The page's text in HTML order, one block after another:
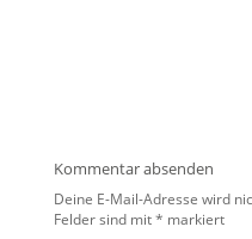
Kommentar absenden
Deine E-Mail-Adresse wird
Felder sind mit* markiert